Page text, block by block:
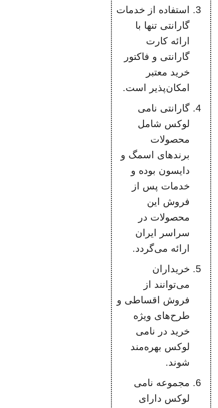
استفاده از خدمات
گارانتی تنها با
ارائه کارت
گارانتی و فاکتور
خرید معتبر
امکان‌پذیر است.
گارانتی نامی
لوکس شامل
محصولات
برندهای اسمگ و
دایسون بوده و
خدمات پس از
فروش این
محصولات در
سراسر ایران
ارائه می‌گردد.
خریداران
می‌توانند از
فروش اقساطی و
طرح‌های ویژه
خرید در نامی
لوکس بهره‌مند
شوند.
مجموعه نامی
لوکس دارای